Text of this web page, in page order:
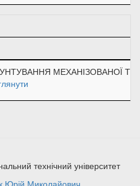
МЕХАНІЗОВАНОЇ
технічний університет
Юрій Миколайович